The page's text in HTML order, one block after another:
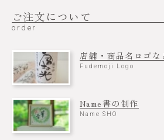
ご注文について
order
店舗・商品名ロゴな
Fudemoji Logo
Name書の制作
Name SHO